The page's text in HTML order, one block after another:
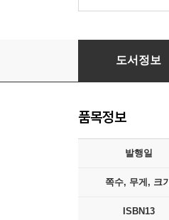
도서정보
품목정보
발행일
쪽수, 무게, 크기
ISBN13